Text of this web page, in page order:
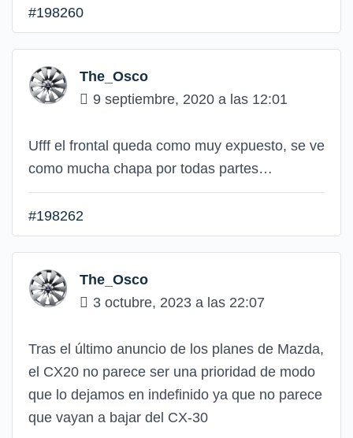
#198260
The_Osco
9 septiembre, 2020 a las 12:01
Ufff el frontal queda como muy expuesto, se ve
como mucha chapa por todas partes…
#198262
The_Osco
3 octubre, 2023 a las 22:07
Tras el último anuncio de los planes de Mazda,
el CX20 no parece ser una prioridad de modo
que lo dejamos en indefinido ya que no parece
que vayan a bajar del CX-30